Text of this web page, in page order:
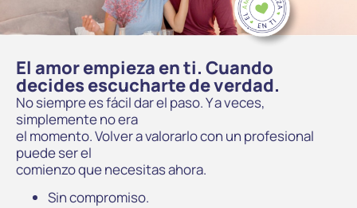
El amor empieza en ti. Cuando
decides escucharte de verdad.
No siempre es fácil dar el paso. Y a veces,
simplemente no era
el momento. Volver a valorarlo con un profesional
puede ser el
comienzo que necesitas ahora.
Sin compromiso.